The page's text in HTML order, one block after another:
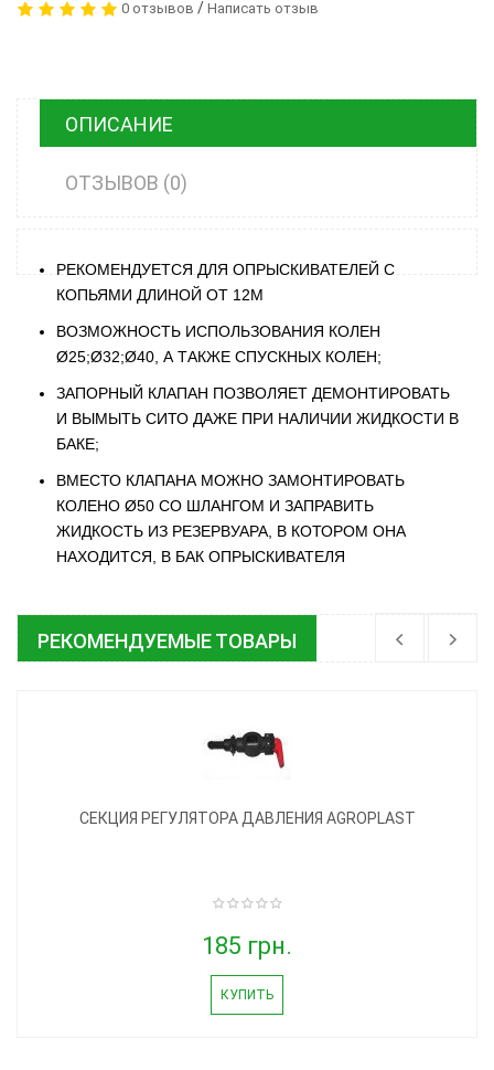
0 отзывов / Написать отзыв
ОПИСАНИЕ
ОТЗЫВОВ (0)
РЕКОМЕНДУЕТСЯ ДЛЯ ОПРЫСКИВАТЕЛЕЙ С
КОПЬЯМИ ДЛИНОЙ ОТ 12M
ВОЗМОЖНОСТЬ ИСПОЛЬЗОВАНИЯ КОЛЕН
Ø25;Ø32;Ø40, А ТАКЖЕ СПУСКНЫХ КОЛЕН;
ЗАПОРНЫЙ КЛАПАН ПОЗВОЛЯЕТ ДЕМОНТИРОВАТЬ
И ВЫМЫТЬ СИТО ДАЖЕ ПРИ НАЛИЧИИ ЖИДКОСТИ В
БАКЕ;
ВМЕСТО КЛАПАНА МОЖНО ЗАМОНТИРОВАТЬ
КОЛЕНО Ø50 СО ШЛАНГОМ И ЗАПРАВИТЬ
ЖИДКОСТЬ ИЗ РЕЗЕРВУАРА, В КОТОРОМ ОНА
НАХОДИТСЯ, В БАК ОПРЫСКИВАТЕЛЯ
РЕКОМЕНДУЕМЫЕ ТОВАРЫ
СЕКЦИЯ РЕГУЛЯТОРА ДАВЛЕНИЯ AGROPLAST
185 грн.
КУПИТЬ